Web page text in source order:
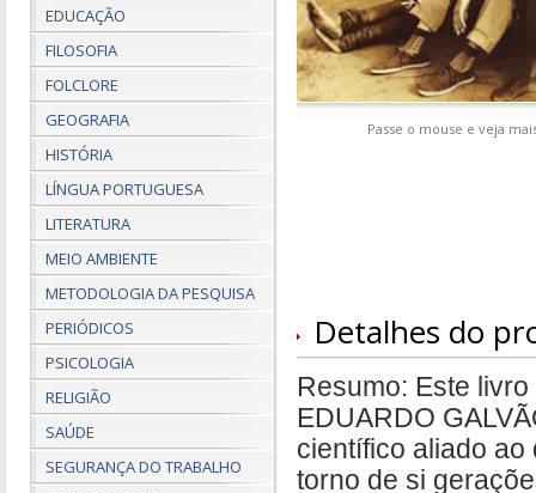
EDUCAÇÃO
FILOSOFIA
FOLCLORE
GEOGRAFIA
HISTÓRIA
LÍNGUA PORTUGUESA
LITERATURA
MEIO AMBIENTE
METODOLOGIA DA PESQUISA
PERIÓDICOS
PSICOLOGIA
RELIGIÃO
SAÚDE
SEGURANÇA DO TRABALHO
Passe o mouse e veja
Detalhes do
Resumo: Este
EDUARDO
científico aliado
torno de si